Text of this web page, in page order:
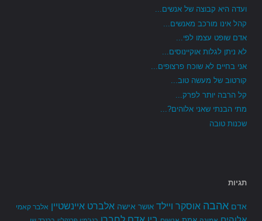
ועדה היא קבוצה של אנשים...
קהל אינו מורכב מאנשים...
אדם שופט עצמו לפי...
לא ניתן לגלות אוקיינוסים...
אני בחיים לא שוכח פרצופים...
קורטוב של מעשה טוב...
קל הרבה יותר לפרק...
מתי הבנתי שאני אלוהים?...
שכנות טובה
תגיות
אדם אהבה אוסקר ויילד אושר אישה אלברט איינשטיין אלבר קאמי